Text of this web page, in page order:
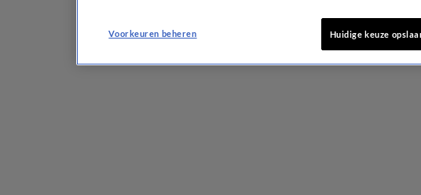
Voorkeuren beheren Huidige keuze